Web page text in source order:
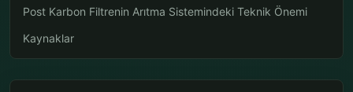
Post Karbon Filtrenin Arıtma Sistemindeki Teknik Önemi
Kaynaklar